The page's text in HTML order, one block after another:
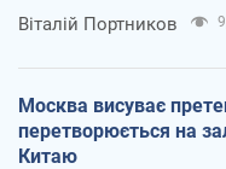
Віталій Портников
Москва висуває
перетворюється на
Китаю